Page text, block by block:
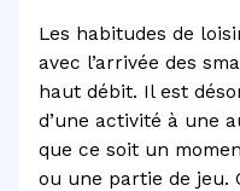
Les habitudes de
avec l’arrivée des
haut débit. Il est
d’une activité à une
que ce soit un
ou une partie de jeu.